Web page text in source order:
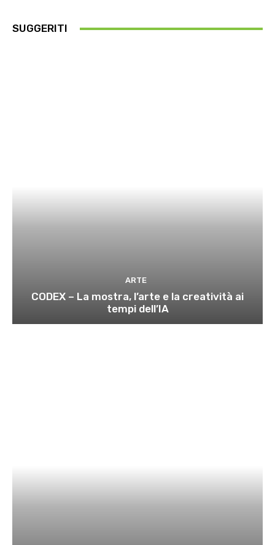
SUGGERITI
ARTE
CODEX – La mostra, l’arte e la creatività ai
tempi dell’IA